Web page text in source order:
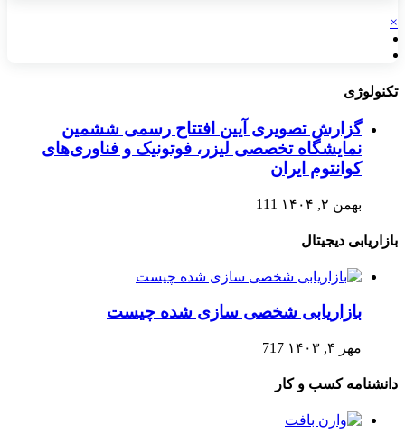
×
تکنولوژی
گزارش تصویری آیین افتتاح رسمی ششمین
نمایشگاه تخصصی لیزر، فوتونیک و فناوری‌های
کوانتوم ایران
بهمن ۲, ۱۴۰۴ 111
بازاریابی دیجیتال
بازاریابی شخصی سازی شده چیست
مهر ۴, ۱۴۰۳ 717
دانشنامه کسب و کار